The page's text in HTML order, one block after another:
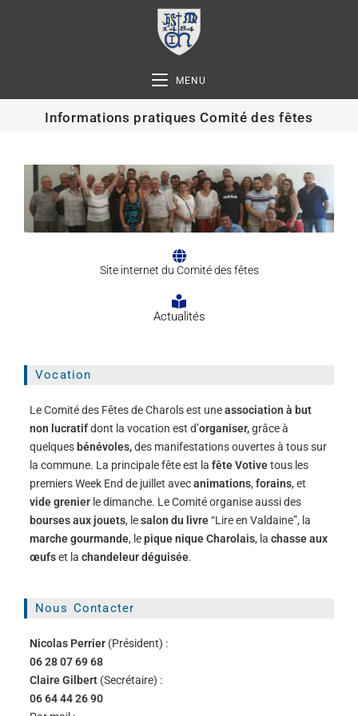
MENU
Informations pratiques Comité des fêtes
Site internet du Comité des fêtes
Actualités
Vocation
Le Comité des Fêtes de Charols est uneassociation à but
non lucratifdont la vocation est d’organiser,grâce à
quelques bénévoles,des manifestations ouvertes à tous sur
la commune. La principale fête est la fête Votivetous les
premiers Week End de juillet avecanimations, forains, et
vide grenier le dimanche. Le Comité organise aussi des
bourses aux jouets, lesalon du livre“Lire en Valdaine”, la
marche gourmande, lepique nique Charolais, la chasse aux
œufset la chandeleur déguisée.
Nous Contacter
Nicolas Perrier (Président) :
06 28 07 69 68
Claire Gilbert (Secrétaire) :
06 64 44 26 90